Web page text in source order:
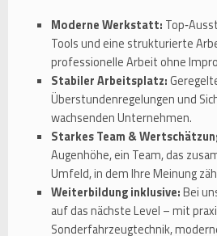
Moderne Werkstatt:
Tools und eine strukturierte
professionelle Arbeit ohne
Stabiler Arbeitsplatz:
Überstundenregelungen und
wachsenden Unternehmen.
Starkes Team &
Augenhöhe, ein Team, das
Umfeld, in dem Ihre Meinung
Weiterbildung inklusive:Bei
auf das nächste Level – mit
Sonderfahrzeugtechnik,